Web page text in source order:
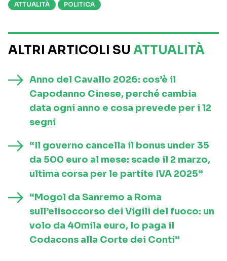
ATTUALITÀ POLITICA
ALTRI ARTICOLI SU ATTUALITÀ
Anno del Cavallo 2026: cos’è il
Capodanno Cinese, perché cambia
data ogni anno e cosa prevede per i 12
segni
“Il governo cancella il bonus under 35
da 500 euro al mese: scade il 2 marzo,
ultima corsa per le partite IVA 2025”
“Mogol da Sanremo a Roma
sull’elisoccorso dei Vigili del fuoco: un
volo da 40mila euro, lo paga il
Codacons alla Corte dei Conti”